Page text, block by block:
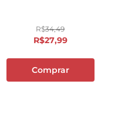
R$34,49
R$27,99
Comprar